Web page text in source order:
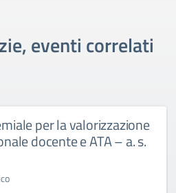
eventi correlati
per la valorizzazione
docente e ATA – a. s.